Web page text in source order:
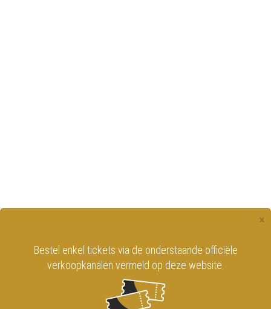
×
Bestel enkel tickets via de onderstaande officiële
verkoopkanalen vermeld op deze website.